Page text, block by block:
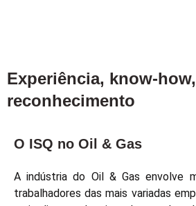
Experiência, know-
reconhecimento
O ISQ no Oil & Gas
A indústria do Oil & Gas envolve
trabalhadores das mais variadas